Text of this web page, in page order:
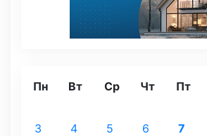
Пн Вт Ср Чт Пт
3
4 5 6 7